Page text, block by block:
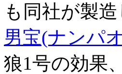
も同社が製
男宝(ナンパ
狼1号の効果